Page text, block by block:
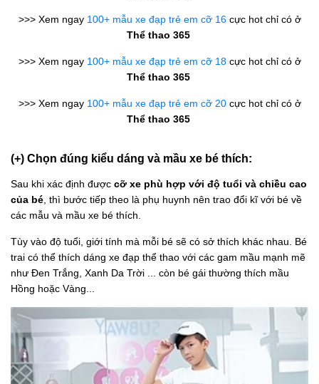
>>> Xem ngay 100+ mẫu xe đạp trẻ em cỡ 16cực hot chỉ có ở
Thể thao 365
>>> Xem ngay 100+ mẫu xe đạp trẻ em cỡ 18cực hot chỉ có ở
Thể thao 365
>>> Xem ngay 100+ mẫu xe đạp trẻ em cỡ 20cực hot chỉ có ở
Thể thao 365
(+) Chọn đúng kiểu dáng và mầu xe bé thích:
Sau khi xác định được cỡ xe phù hợp với độ tuổi và chiều cao
của bé, thì bước tiếp theo là phụ huynh nên trao đổi kĩ với bé về
các mẫu và mầu xe bé thích.
Tùy vào độ tuổi, giới tính mà mỗi bé sẽ có sở thích khác nhau. Bé
trai có thể thích dáng xe đạp thể thao với các gam mầu mạnh mẽ
như Đen Trắng, Xanh Da Trời ... còn bé gái thường thích mầu
Hồng hoặc Vàng...